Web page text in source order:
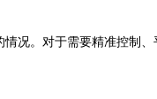
。对于需要精准控制、